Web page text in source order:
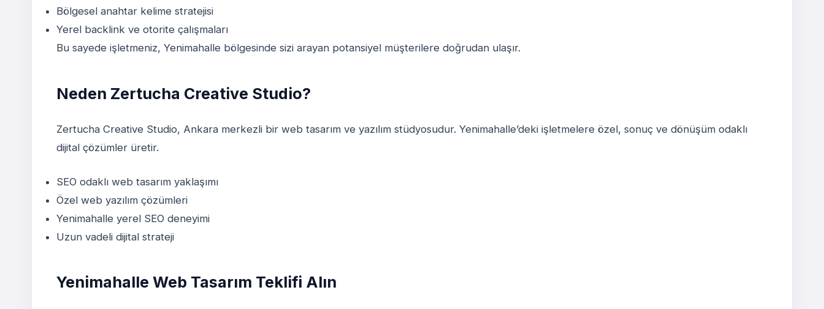
Bölgesel anahtar kelime stratejisi
Yerel backlink ve otorite çalışmaları
Bu sayede işletmeniz, Yenimahalle bölgesinde sizi arayan potansiyel müşterilere doğrudan ulaşır.
Neden Zertucha Creative Studio?
Zertucha Creative Studio, Ankara merkezli bir web tasarım ve yazılım stüdyosudur. Yenimahalle’deki işletmelere özel, sonuç ve dönüşüm odaklı
dijital çözümler üretir.
SEO odaklı web tasarım yaklaşımı
Özel web yazılım çözümleri
Yenimahalle yerel SEO deneyimi
Uzun vadeli dijital strateji
Yenimahalle Web Tasarım Teklifi Alın